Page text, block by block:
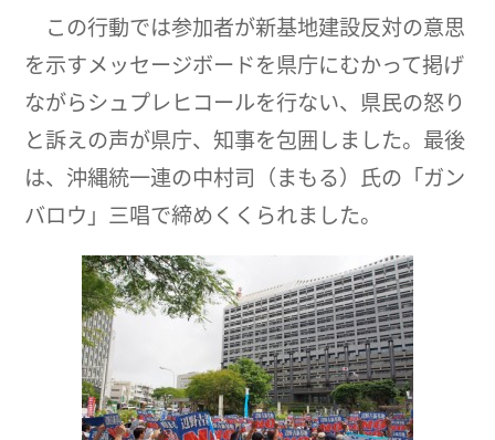
この行動では参加者が新基地建設反対の意思
を示すメッセージボードを県庁にむかって掲げ
ながらシュプレヒコールを行ない、県民の怒り
と訴えの声が県庁、知事を包囲しました。最後
は、沖縄統一連の中村司（まもる）氏の「ガン
バロウ」三唱で締めくくられました。